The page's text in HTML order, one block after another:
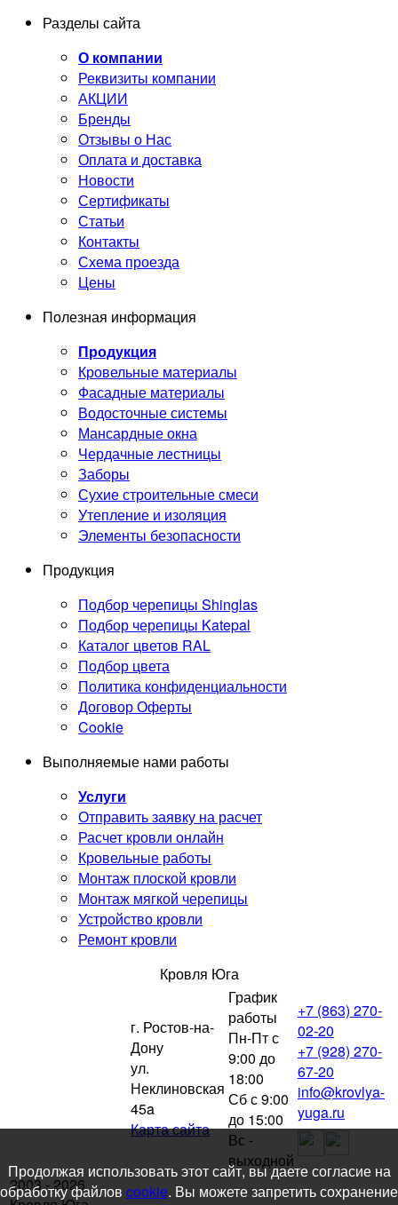
Разделы сайта
О компании
Реквизиты компании
АКЦИИ
Бренды
Отзывы о Нас
Оплата и доставка
Новости
Сертификаты
Статьи
Контакты
Схема проезда
Цены
Полезная информация
Продукция
Кровельные материалы
Фасадные материалы
Водосточные системы
Мансардные окна
Чердачные лестницы
Заборы
Сухие строительные смеси
Утепление и изоляция
Элементы безопасности
Продукция
Подбор черепицы Shinglas
Подбор черепицы Katepal
Каталог цветов RAL
Подбор цвета
Политика конфиденциальности
Договор Оферты
Cookie
Выполняемые нами работы
Услуги
Отправить заявку на расчет
Расчет кровли онлайн
Кровельные работы
Монтаж плоской кровли
Монтаж мягкой черепицы
Устройство кровли
Ремонт кровли
Кровля Юга
г. Ростов-на-
Дону
ул.
Неклиновская
45a
Карта сайта
График
работы
Пн-Пт с
9:00 до
18:00
Сб с 9:00
до 15:00
Вс -
выходной
+7 (863) 270-
02-20
+7 (928) 270-
67-20
info@krovlya-
yuga.ru
2003 - 2026
Продолжая использовать этот сайт, вы даете согласие на
обработку файлов cookie. Вы можете запретить сохранение